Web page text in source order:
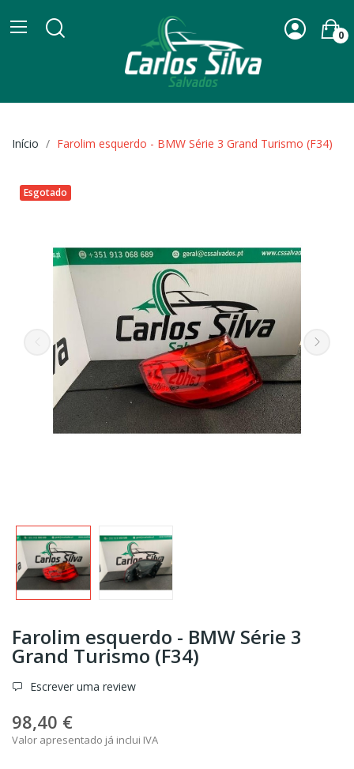
0
Início Farolim esquerdo - BMW Série 3 Grand Turismo (F34)
Esgotado
Farolim esquerdo - BMW Série 3
Grand Turismo (F34)
Escrever uma review
98,40 €
Valor apresentado já inclui IVA